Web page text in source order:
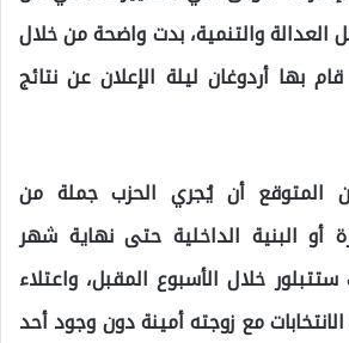
العدالة والتنمية، بدت واضحة من خلال
بها أردوغان ليلة الإعلان عن نتائج
المتوقع أن يُجري الحزب جملة من
أو البنية الداخلية حتى نهاية شهر
خلال الأسبوع المقبل، واعتلاء
مع زوجته أمينة دون وجود أحد